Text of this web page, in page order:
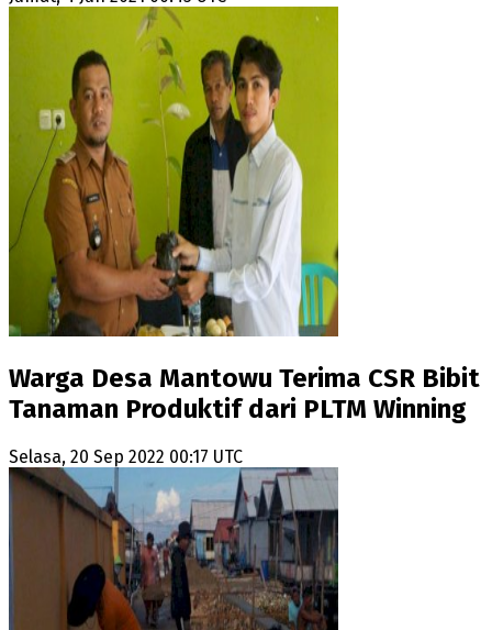
Warga Desa Mantowu Terima CSR Bibit
Tanaman Produktif dari PLTM Winning
Selasa, 20 Sep 2022 00:17 UTC